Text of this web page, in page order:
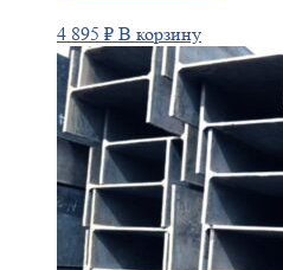
4 895 ₽ В корзину